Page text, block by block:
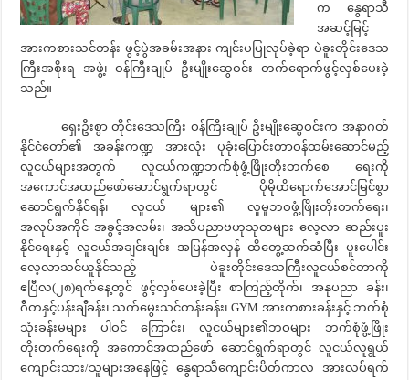
က နွေရာသီ
အဆင့်မြင့်
အားကစားသင်တန်း ဖွင့်ပွဲအခမ်းအနား ကျင်းပပြုလုပ်ခဲ့ရာ ပဲခူးတိုင်းဒေသ
ကြီးအစိုးရ အဖွဲ့၊ ဝန်ကြီးချုပ် ဦးမျိုးဆွေဝင်း တက်ရောက်ဖွင့်လှစ်ပေးခဲ့
သည်။
ရှေးဦးစွာ တိုင်းဒေသကြီး ဝန်ကြီးချုပ် ဦးမျိုးဆွေဝင်းက အနာဂတ်
နိုင်ငံတော်၏ အခန်းကဏ္ဍ အားလုံး ပုခုံးပြောင်းတာဝန်ထမ်းဆောင်မည့်
လူငယ်များအတွက် လူငယ်ကဏ္ဍဘက်စုံဖွံ့ဖြိုးတိုးတက်စေ ရေးကို
အကောင်အထည်ဖော်ဆောင်ရွက်ရာတွင် ပိုမိုထိရောက်အောင်မြင်စွာ
ဆောင်ရွက်နိုင်ရန်၊ လူငယ် များ၏ လူမှုဘဝဖွံ့ဖြိုးတိုးတက်ရေး၊
အလုပ်အကိုင် အခွင့်အလမ်း၊ အသိပညာဗဟုသုတများ လေ့လာ ဆည်းပူး
နိုင်ရေးနှင့် လူငယ်အချင်းချင်း အပြန်အလှန် ထိတွေ့ဆက်ဆံပြီး ပူးပေါင်း
လေ့လာသင်ယူနိုင်သည့် ပဲခူးတိုင်းဒေသကြီးလူငယ်စင်တာကို
ဧပြီလ(၂၈)ရက်နေ့တွင် ဖွင့်လှစ်ပေးခဲ့ပြီး စာကြည့်တိုက်၊ အနုပညာ ခန်း၊
ဂီတနှင့်ပန်းချီခန်း၊ သက်မွေးသင်တန်းခန်း၊ GYM အားကစားခန်းနှင့် ဘက်စုံ
သုံးခန်းမများ ပါဝင် ကြောင်း၊ လူငယ်များ၏ဘဝများ ဘက်စုံဖွံ့ဖြိုး
တိုးတက်ရေးကို အကောင်အထည်ဖော် ဆောင်ရွက်ရာတွင် လူငယ်လူရွယ်
ကျောင်းသား/သူများအနေဖြင့် နွေရာသီကျောင်းပိတ်ကာလ အားလပ်ရက်